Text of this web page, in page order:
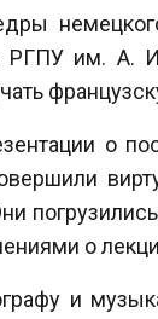
РГПУ им. А.
о
о
и